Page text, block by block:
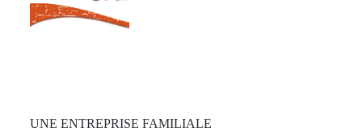
UNE ENTREPRISE FAMILIALE